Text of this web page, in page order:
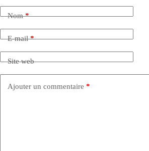
Nom*
E-mail*
Site web
Ajouter un commentaire *